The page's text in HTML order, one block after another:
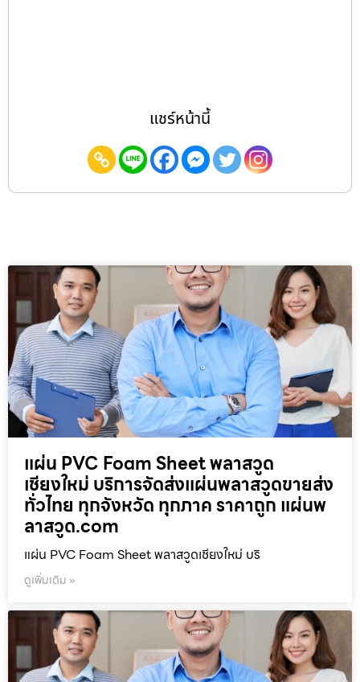
แชร์หน้านี้
แผ่น PVC Foam Sheet พลาสวูด
เชียงใหม่ บริการจัดส่งแผ่นพลาสวูดขายส่ง
ทั่วไทย ทุกจังหวัด ทุกภาค ราคาถูก แผ่นพ
ลาสวูด.com
แผ่น PVC Foam Sheet พลาสวูดเชียงใหม่ บริ
ดูเพิ่มเติม »